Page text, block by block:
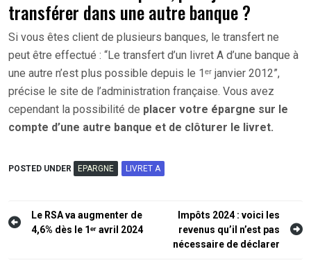
transférer dans une autre banque ?
Si vous êtes client de plusieurs banques, le transfert ne
peut être effectué : “Le transfert d’un livret A d’une banque à
une autre n’est plus possible depuis le 1ᵉʳ janvier 2012”,
précise le site de l’administration française. Vous avez
cependant la possibilité de placer votre épargne sur le
compte d’une autre banque et de clôturer le livret.
POSTED UNDER EPARGNE LIVRET A
Navigation
Le RSA va augmenter de
4,6% dès le 1ᵉʳ avril 2024
Impôts 2024 : voici les
revenus qu’il n’est pas
nécessaire de déclarer